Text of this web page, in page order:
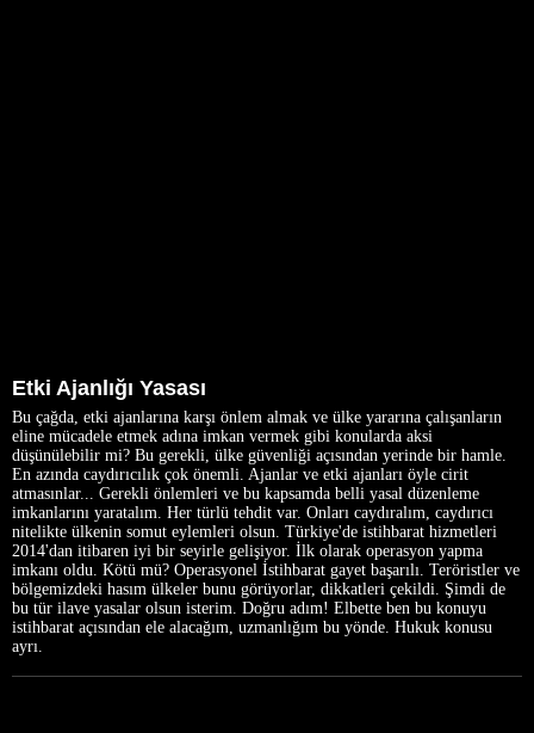
Etki Ajanlığı Yasası
Bu çağda, etki ajanlarına karşı önlem almak ve ülke yararına çalışanların
eline mücadele etmek adına imkan vermek gibi konularda aksi
düşünülebilir mi? Bu gerekli, ülke güvenliği açısından yerinde bir hamle.
En azında caydırıcılık çok önemli. Ajanlar ve etki ajanları öyle cirit
atmasınlar... Gerekli önlemleri ve bu kapsamda belli yasal düzenleme
imkanlarını yaratalım. Her türlü tehdit var. Onları caydıralım, caydırıcı
nitelikte ülkenin somut eylemleri olsun. Türkiye'de istihbarat hizmetleri
2014'dan itibaren iyi bir seyirle gelişiyor. İlk olarak operasyon yapma
imkanı oldu. Kötü mü? Operasyonel İstihbarat gayet başarılı. Teröristler ve
bölgemizdeki hasım ülkeler bunu görüyorlar, dikkatleri çekildi. Şimdi de
bu tür ilave yasalar olsun isterim. Doğru adım! Elbette ben bu konuyu
istihbarat açısından ele alacağım, uzmanlığım bu yönde. Hukuk konusu
ayrı.